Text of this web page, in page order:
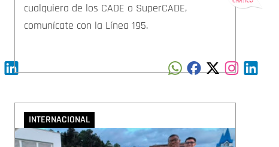
cualquiera de los CADE o SuperCADE,
comunícate con la Línea 195.
INTERNACIONAL